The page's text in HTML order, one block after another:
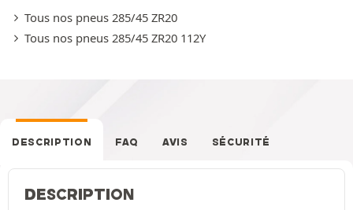
Tous nos pneus 285/45 ZR20
Tous nos pneus 285/45 ZR20 112Y
DESCRIPTION FAQ AVIS SÉCURITÉ
DESCRIPTION